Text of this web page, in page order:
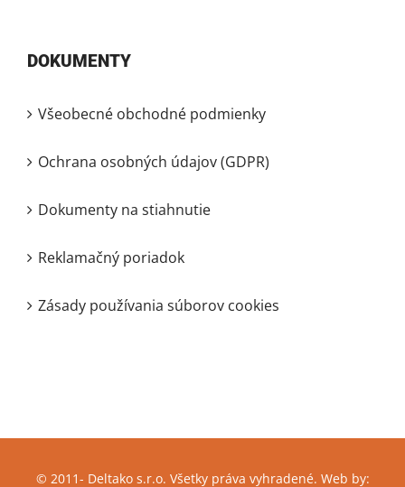
DOKUMENTY
Všeobecné obchodné podmienky
Ochrana osobných údajov (GDPR)
Dokumenty na stiahnutie
Reklamačný poriadok
Zásady používania súborov cookies
© 2011- Deltako s.r.o. Všetky práva vyhradené. Web by: